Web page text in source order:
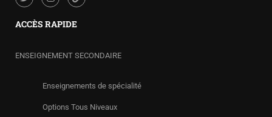
ACCÈS RAPIDE
ENSEIGNEMENT SECONDAIRE
Enseignements de spécialité
Options Tous Niveaux